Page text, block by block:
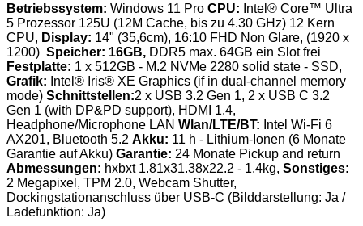
Betriebssystem: Windows 11 Pro CPU: Intel® Core™ Ultra
5 Prozessor 125U (12M Cache, bis zu 4.30 GHz) 12 Kern
CPU, Display: 14" (35,6cm), 16:10 FHD Non Glare, (1920 x
1200) Speicher: 16GB, DDR5 max. 64GB ein Slot frei
Festplatte: 1 x 512GB - M.2 NVMe 2280 solid state - SSD,
Grafik: Intel® Iris® XE Graphics (if in dual-channel memory
mode) Schnittstellen:2 x USB 3.2 Gen 1, 2 x USB C 3.2
Gen 1 (with DP&PD support), HDMI 1.4,
Headphone/Microphone LAN Wlan/LTE/BT: Intel Wi-Fi 6
AX201, Bluetooth 5.2 Akku: 11 h - Lithium-Ionen (6 Monate
Garantie auf Akku) Garantie: 24 Monate Pickup and return
Abmessungen: hxbxt 1.81x31.38x22.2 - 1.4kg, Sonstiges:
2 Megapixel, TPM 2.0, Webcam Shutter,
Dockingstationanschluss über USB-C (Bilddarstellung: Ja /
Ladefunktion: Ja)